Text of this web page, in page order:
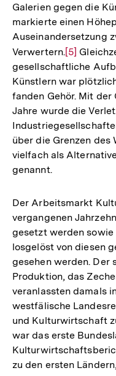
Galerien gegen die
markierte einen
Auseinandersetzung
Verwertern.Zur
Auflösung
der
Fußnote
[5]
gesellschaftliche
Künstlern war
fanden Gehör. Mit
Jahre wurde die
über die Grenzen des
vielfach als
genannt.
Der Arbeitsmarkt
vergangenen
gesetzt werden
losgelöst von diesen
gesehen werden. Der
Produktion, das
veranlassten damals
westfälische
und Kulturwirtschaft
war das erste
zu den ersten